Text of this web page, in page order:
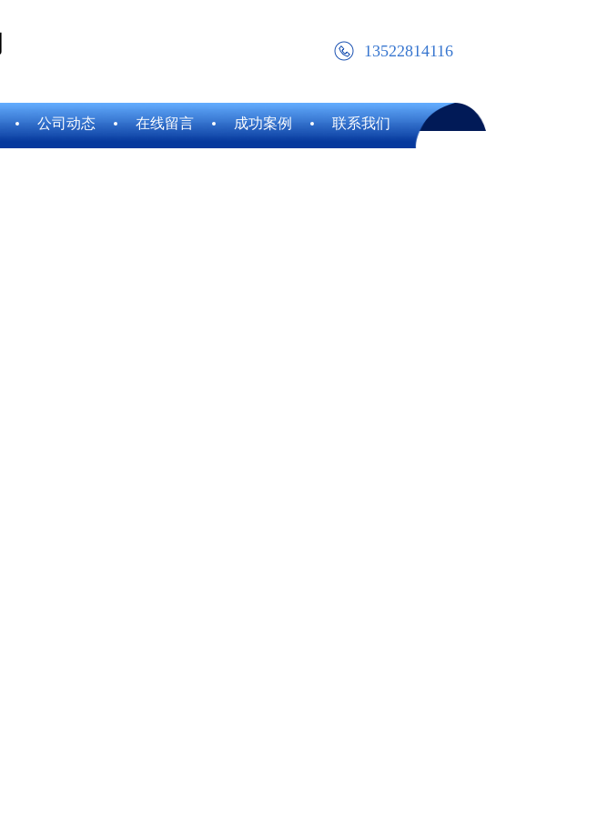
13522814116
公司动态 在线留言 成功案例 联系我们